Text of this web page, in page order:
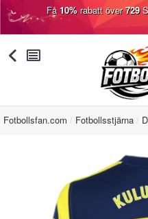
Få10%rabatt över729
󰅯 󰂩
Fotbollsfan.com Fotbollsstjärna